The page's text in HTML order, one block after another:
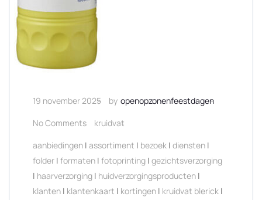
19 november 2025 by openopzonenfeestdagen
No Comments
kruidvat
aanbiedingen | assortiment | bezoek | diensten |
folder | formaten | fotoprinting | gezichtsverzorging
| haarverzorging | huidverzorgingsproducten |
klanten | klantenkaart | kortingen | kruidvat blerick |